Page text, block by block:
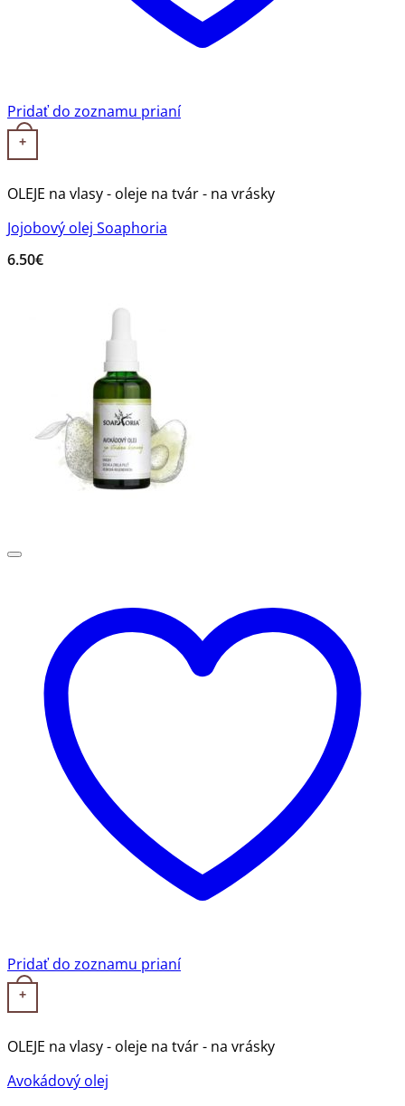
Pridať do zoznamu prianí
+
OLEJE na vlasy - oleje na tvár - na vrásky
Jojobový olej Soaphoria
6.50€
Pridať do zoznamu prianí
+
OLEJE na vlasy - oleje na tvár - na vrásky
Avokádový olej